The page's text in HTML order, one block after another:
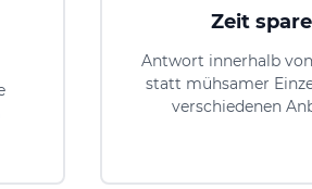
Zeit
Antwort innerhalb
statt mühsamer
verschiedenen